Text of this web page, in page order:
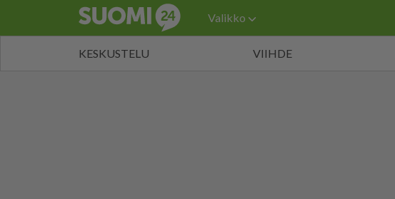
Valikko
KESKUSTELU VIIHDE